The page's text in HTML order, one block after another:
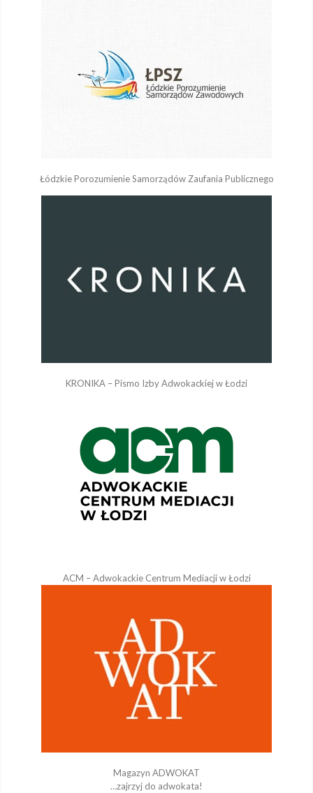
Łódzkie Porozumienie Samorządów Zaufania Publicznego
KRONIKA – Pismo Izby Adwokackiej w Łodzi
ACM – Adwokackie Centrum Mediacji w Łodzi
Magazyn ADWOKAT
…zajrzyj do adwokata!